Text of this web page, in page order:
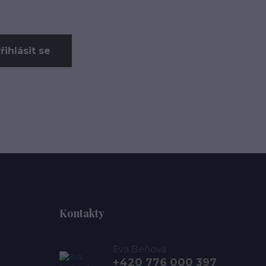
se
Kontakty
Eva Beňová
+420 776 000 397